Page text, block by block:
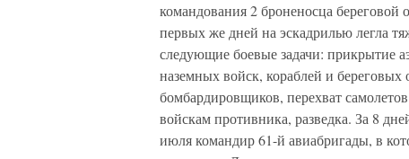
командования 2 броненосца
первых же дней на эскадрилью легла
следующие боевые задачи: прикрытие
наземных войск, кораблей и
бомбардировщиков, перехват
войскам противника, разведка. За 8
июля командир 61-й авиабригады, в